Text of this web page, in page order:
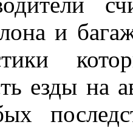
и
езды на